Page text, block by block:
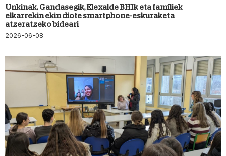
Unkinak, Gandasegik, Elexalde BHIk eta familiek
elkarrekin ekin diote smartphone-eskuraketa
atzeratzeko bideari
2026-06-08